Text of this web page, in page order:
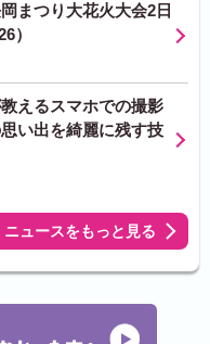
まつり大花火大会2日
）
えるスマホでの撮影
い出を綺麗に残す技
ニュースをもっと見る